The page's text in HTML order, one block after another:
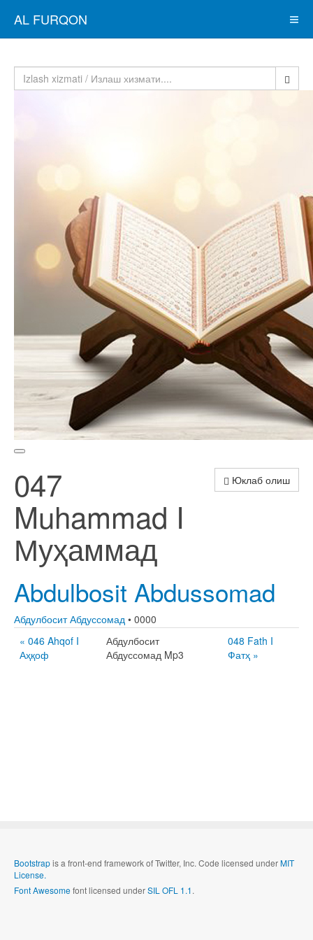
AL FURQON
Юклаб олиш
047
Muhammad I
Муҳаммад
Abdulbosit Abdussomad
Абдулбосит Абдуссомад • 0000
« 046 Ahqof I
Аҳқоф
Абдулбосит
Абдуссомад Mp3
048 Fath I
Фатҳ »
Bootstrapis a front-end framework of Twitter, Inc. Code licensed underMIT
License.
Font Awesomefont licensed underSIL OFL 1.1.